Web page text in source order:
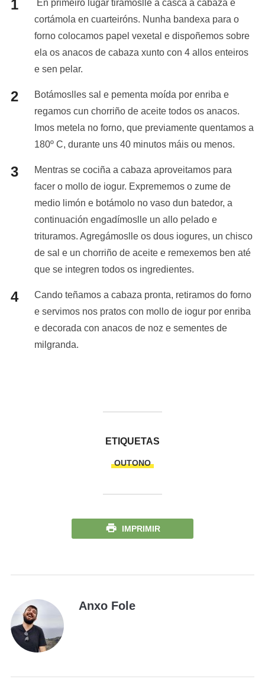
En primeiro lugar tirámoslle a casca á cabaza e
cortámola en cuarteiróns. Nunha bandexa para o
forno colocamos papel vexetal e dispoñemos sobre
ela os anacos de cabaza xunto con 4 allos enteiros
e sen pelar.
Botámoslles sal e pementa moída por enriba e
regamos cun chorriño de aceite todos os anacos.
Imos metela no forno, que previamente quentamos a
180º C, durante uns 40 minutos máis ou menos.
Mentras se cociña a cabaza aproveitamos para
facer o mollo de iogur. Exprememos o zume de
medio limón e botámolo no vaso dun batedor, a
continuación engadímoslle un allo pelado e
trituramos. Agregámoslle os dous iogures, un chisco
de sal e un chorriño de aceite e remexemos ben até
que se integren todos os ingredientes.
Cando teñamos a cabaza pronta, retiramos do forno
e servimos nos pratos con mollo de iogur por enriba
e decorada con anacos de noz e sementes de
milgranda.
ETIQUETAS
OUTONO
IMPRIMIR
Anxo Fole